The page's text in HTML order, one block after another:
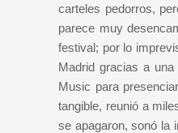
carteles pedorros,
parece muy
festival; por lo
Madrid gracias a
Music para
tangible, reunió a
se apagaron, sonó la